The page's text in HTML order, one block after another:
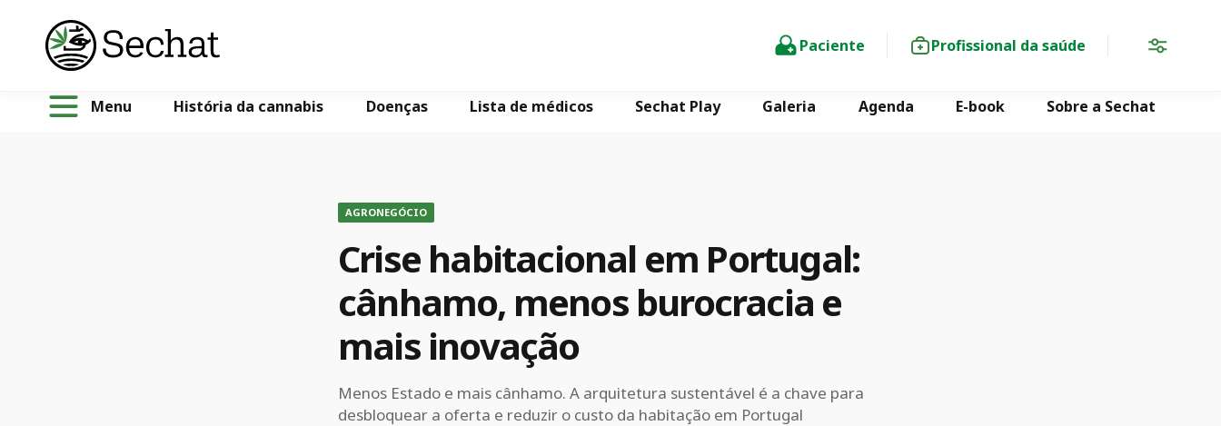
Paciente Profissional da saúde
Menu História da cannabis Doenças Lista de médicos Sechat Play Galeria Agenda E-book Sobre a Sechat
AGRONEGÓCIO
Crise habitacional em Portugal:
cânhamo, menos burocracia e
mais inovação
Menos Estado e mais cânhamo. A arquitetura sustentável é a chave para
desbloquear a oferta e reduzir o custo da habitação em Portugal